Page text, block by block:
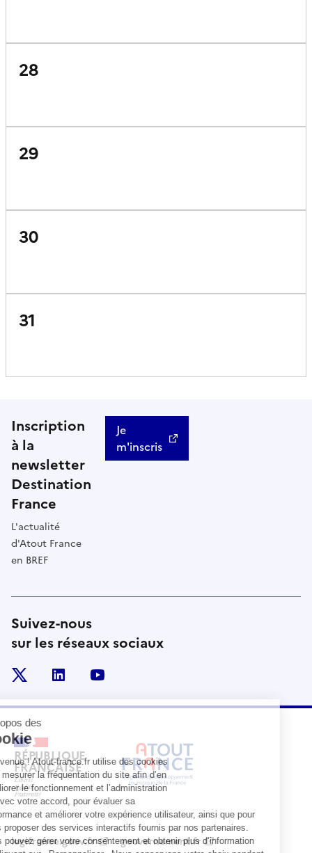
28
29
30
31
Inscription
à la
newsletter
Destination
France
L'actualité
d'Atout France
en BREF
Je
m'inscris
Suivez-nous
sur les réseaux sociaux
linkedin
RÉPUBLIQUE
FRANÇAISE
legifrance.gouv.fr gouvernement.fr